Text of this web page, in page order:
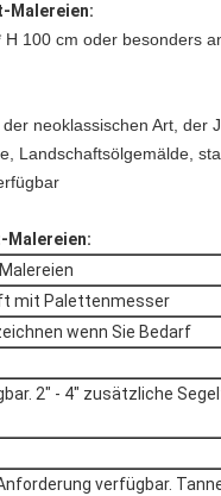
Malereien:
H 100 cm oder besonders
neoklassischen Art, der
Landschaftsölgemälde,
Malereien:
mit Palettenmesser
wenn Sie Bedarf
2" - 4" zusätzliche
verfügbar.